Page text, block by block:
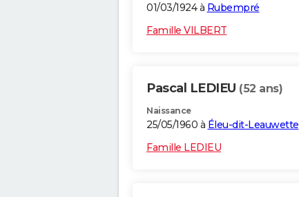
01/03/1924 à Rubempré
Famille VILBERT
Pascal LEDIEU (52 ans)
Naissance
25/05/1960 à Éleu-dit-Leauwette
Famille LEDIEU